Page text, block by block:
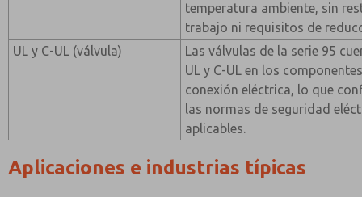
temperatura ambiente, sin
trabajo ni requisitos de
UL y C-UL (válvula)
Las válvulas de la serie 95
UL y C-UL en los
conexión eléctrica, lo que
las normas de seguridad
aplicables.
Aplicaciones e industrias típicas